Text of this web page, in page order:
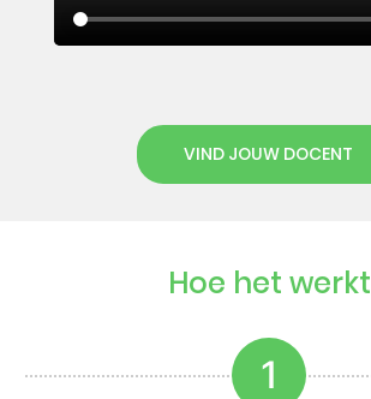
VIND JOUW DOCENT
Hoe het werkt
1